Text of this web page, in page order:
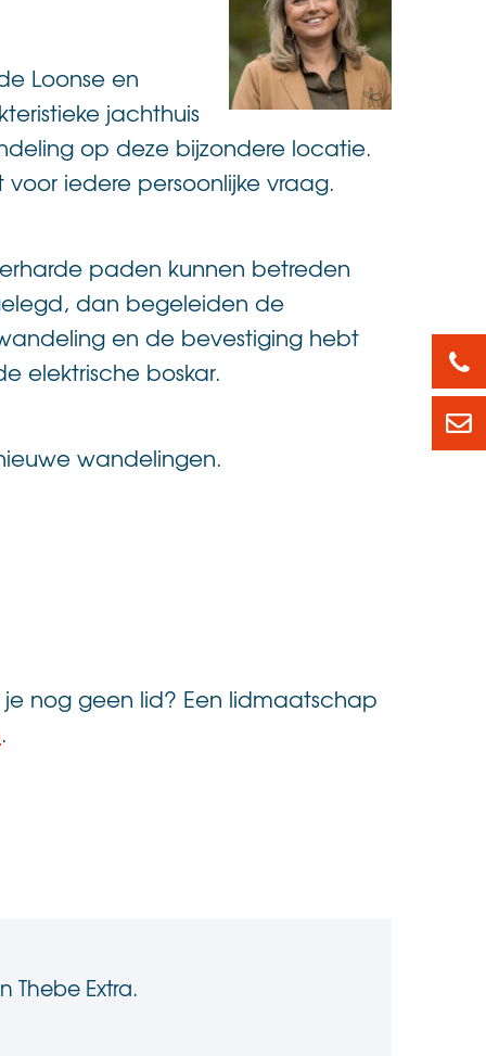
Loonse en
jachthuis
op deze bijzondere locatie.
iedere persoonlijke vraag.
paden kunnen betreden
dan begeleiden de
en de bevestiging hebt
elektrische boskar.
wandelingen.
nog geen lid? Een lidmaatschap
.
Thebe Extra.